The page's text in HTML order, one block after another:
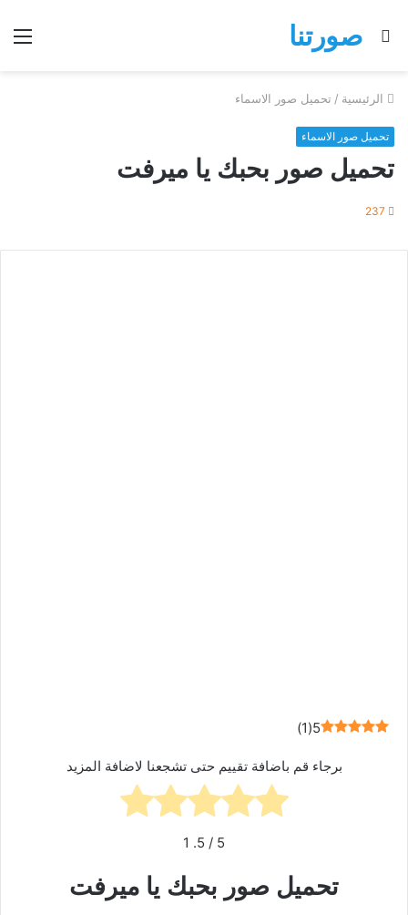
صورتنا
بحث
الرئيسية / تحميل صور الاسماء
تحميل صور الاسماء
تحميل صور بحبك يا ميرفت
237
5
(
1
)
برجاء قم باضافة تقييم حتى تشجعنا لاضافة المزيد
5
/ 5.
1
تحميل صور بحبك يا ميرفت